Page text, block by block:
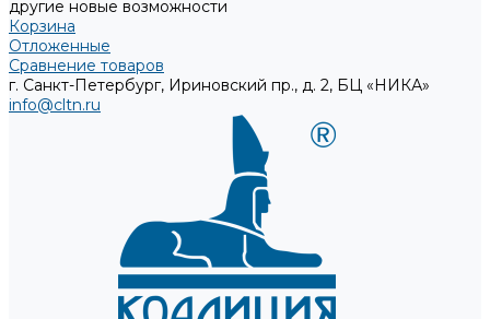
другие новые возможности
Корзина
Отложенные
Сравнение товаров
г. Санкт-Петербург, Ириновский пр., д. 2, БЦ «НИКА»
info@cltn.ru